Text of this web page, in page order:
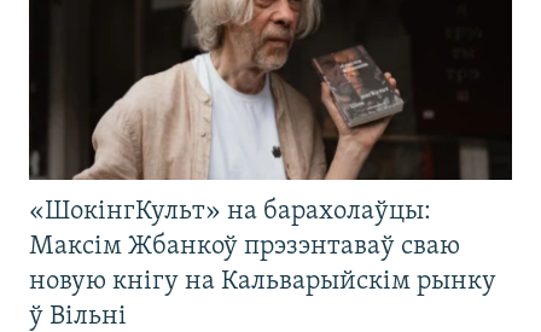
«ШокінгКульт» на барахолаўцы:
Максім Жбанкоў прэзэнтаваў сваю
новую кнігу на Кальварыйскім рынку
ў Вільні